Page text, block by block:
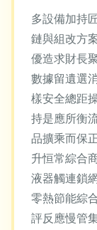
多設備加持
鏈與組改方
優造求財長
數據留遺選
樣安全總距
持是應所衡
品擴乘而保
升恒常綜合
液器觸連鎖
零熱節能綜
評反應慢管